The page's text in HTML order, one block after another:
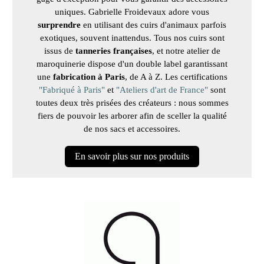
uniques. Gabrielle Froidevaux adore vous
surprendre en utilisant des cuirs d'animaux parfois
exotiques, souvent inattendus. Tous nos cuirs sont
issus de tanneries françaises, et notre atelier de
maroquinerie dispose d'un double label garantissant
une fabrication à Paris, de A à Z. Les certifications
"Fabriqué à Paris" et "Ateliers d'art de France" sont
toutes deux très prisées des créateurs : nous sommes
fiers de pouvoir les arborer afin de sceller la qualité
de nos sacs et accessoires.
En savoir plus sur nos produits